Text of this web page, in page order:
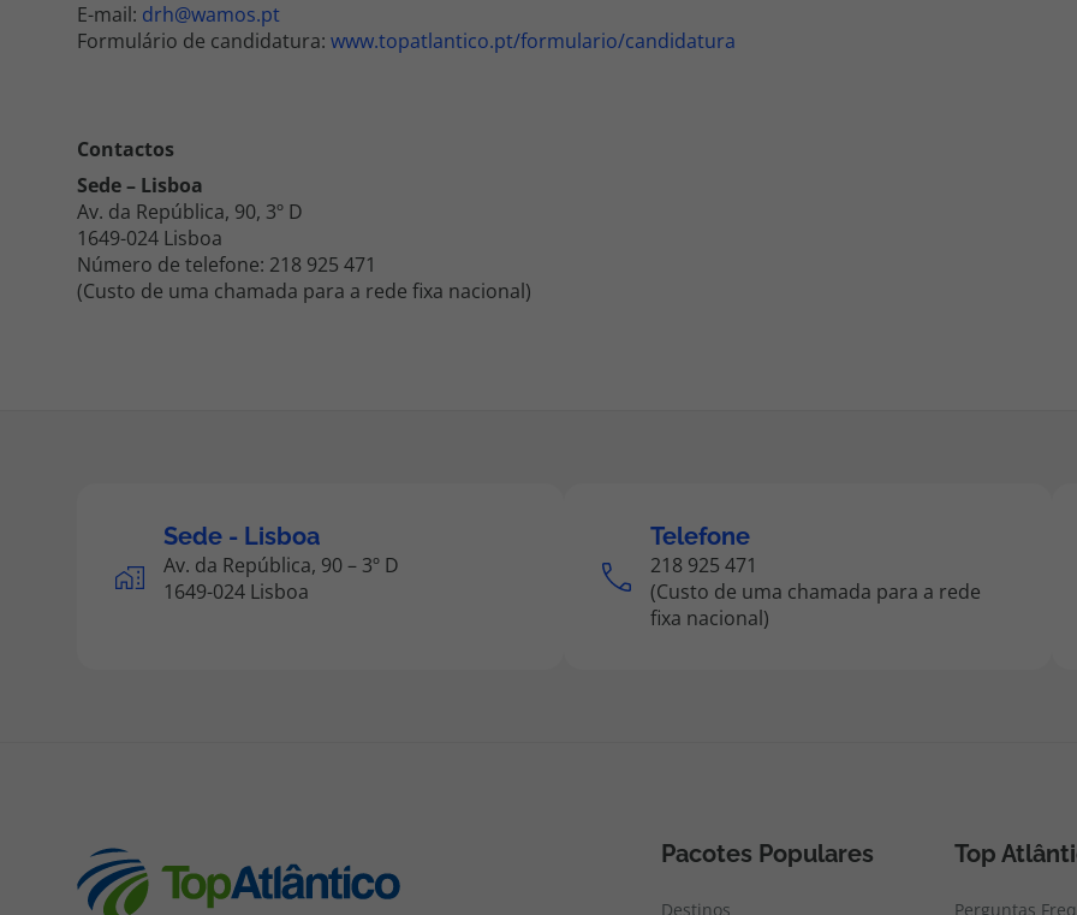
E-mail: drh@wamos.pt
Formulário de candidatura: www.topatlantico.pt/formulario/candidatura
Contactos
Sede – Lisboa
Av. da República, 90, 3º D
1649-024 Lisboa
Número de telefone: 218 925 471
(Custo de uma chamada para a rede fixa nacional)
Sede - Lisboa
Av. da República, 90 – 3º D
1649-024 Lisboa
Telefone
218 925 471
(Custo de uma chamada para a rede
fixa nacional)
Pacotes Populares
Destinos
Top
Perguntas